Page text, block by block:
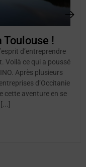
Toulouse !
d’entreprendre
Voilà ce qui a poussé
Après plusieurs
d’Occitanie
cette aventure en se